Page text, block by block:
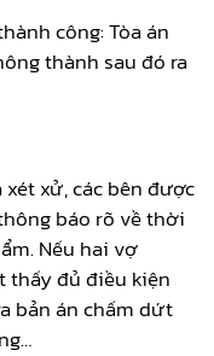
công: Tòa án
thành sau đó ra
xử, các bên được
báo rõ về thời
Nếu hai vợ
thấy đủ điều kiện
bản án chấm dứt